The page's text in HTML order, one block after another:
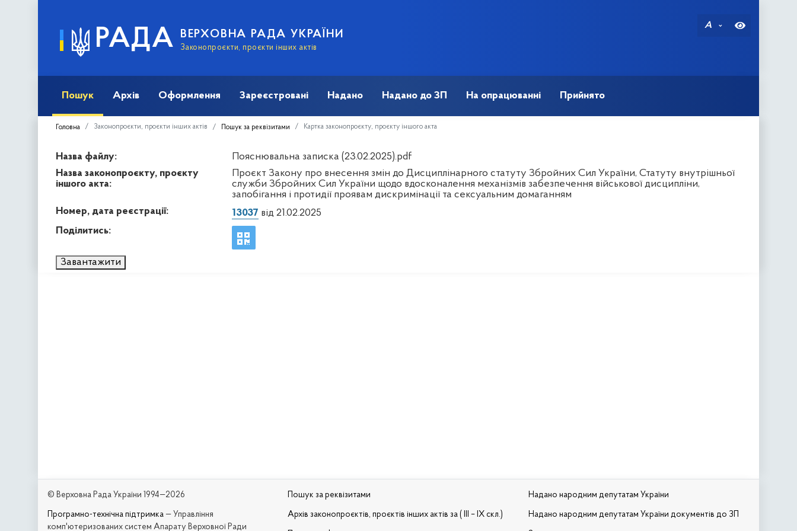
РАДА ВЕРХОВНА РАДА УКРАЇНИ
Законопроєкти, проєкти інших актів
A
Пошук Архів Оформлення Зареєстровані Надано Надано до ЗП На опрацюванні Прийнято
Головна Законопроєкти, проєкти інших актів Пошук за реквізитами Картка законопроєкту, проєкту іншого акта
Назва файлу:
Пояснювальна записка (23.02.2025).pdf
Назва законопроєкту, проєкту
іншого акта:
Проєкт Закону про внесення змін до Дисциплінарного статуту Збройних Сил України, Статуту внутрішньої
служби Збройних Сил України щодо вдосконалення механізмів забезпечення військової дисципліни,
запобігання і протидії проявам дискримінації та сексуальним домаганням
Номер, дата реєстрації:
13037 від 21.02.2025
Поділитись:
Завантажити
© Верховна Рада України 1994—2026
Програмно-технічна підтримка — Управління
комп'ютеризованих систем Апарату Верховної Ради
Пошук за реквізитами
Архів законопроєктів, проєктів інших актів за ( III – IX скл.)
Надано народним депутатам України
Надано народним депутатам України документів до ЗП